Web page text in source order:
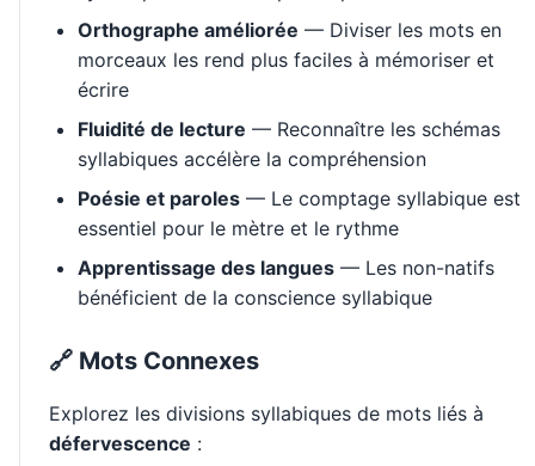
Orthographe améliorée — Diviser les mots en
morceaux les rend plus faciles à mémoriser et
écrire
Fluidité de lecture — Reconnaître les schémas
syllabiques accélère la compréhension
Poésie et paroles — Le comptage syllabique est
essentiel pour le mètre et le rythme
Apprentissage des langues — Les non-natifs
bénéficient de la conscience syllabique
🔗 Mots Connexes
Explorez les divisions syllabiques de mots liés à
défervescence :